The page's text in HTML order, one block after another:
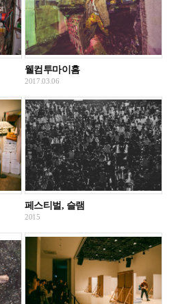
웰컴투마이홈
2017.03.06
페스티벌, 슬램
2015